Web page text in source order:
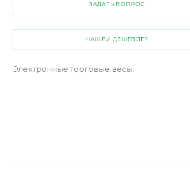
ЗАДАТЬ ВОПРОС
НАШЛИ ДЕШЕВЛЕ?
Электронные торговые весы.